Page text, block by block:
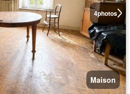
4photos
Maison